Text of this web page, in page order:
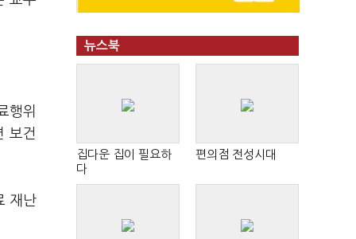
행위
보건
재난
뉴스북
집다운 집이 필요하
다
편의점 전성시대